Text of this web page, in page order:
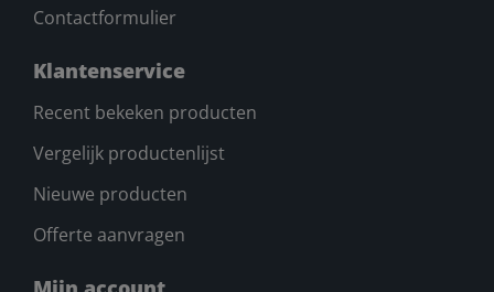
Contactformulier
Klantenservice
Recent bekeken producten
Vergelijk productenlijst
Nieuwe producten
Offerte aanvragen